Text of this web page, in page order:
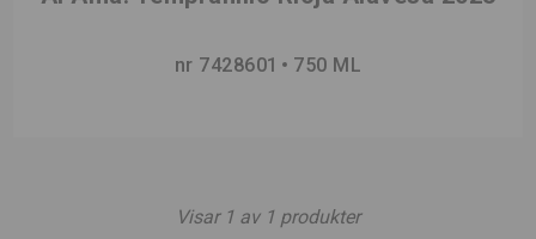
nr 7428601 750 ML
Visar 1 av 1 produkter